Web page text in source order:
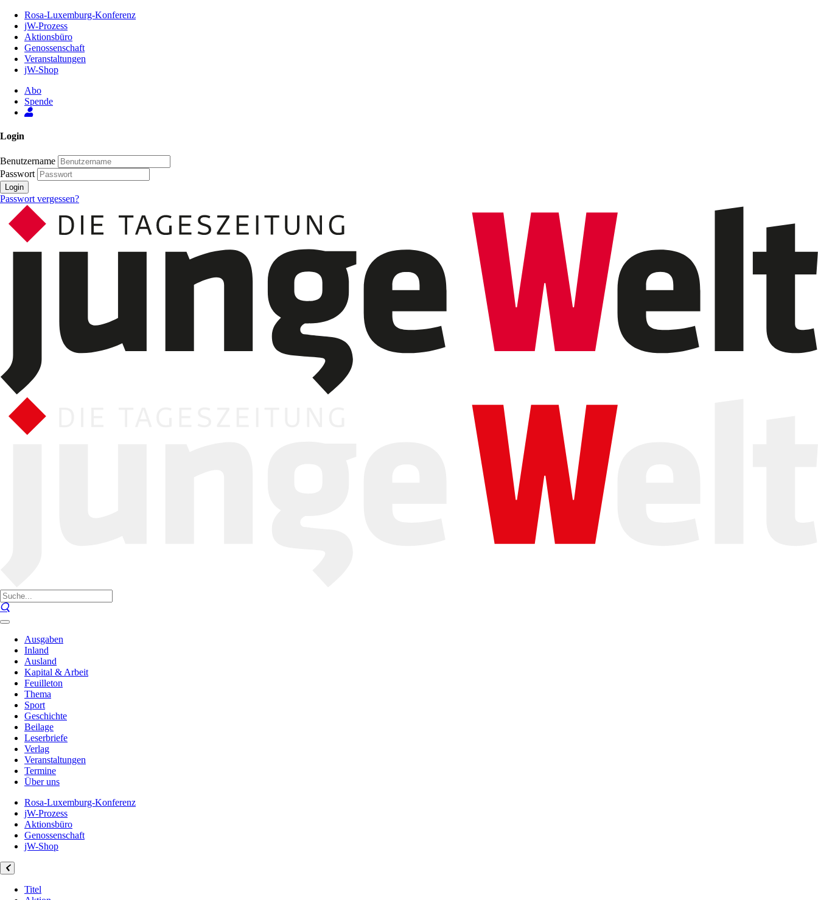
Inhalt
Seite
Rosa-Luxemburg-Konferenz
jW-Prozess
Aktionsbüro
Genossenschaft
Veranstaltungen
jW-Shop
Abo
Spende
Login
Benutzername
Passwort
Login
Passwort vergessen?
Ausgaben
Inland
Ausland
Kapital & Arbeit
Feuilleton
Thema
Sport
Geschichte
Beilage
Leserbriefe
Verlag
Veranstaltungen
Termine
Über uns
Rosa-Luxemburg-Konferenz
jW-Prozess
Aktionsbüro
Genossenschaft
jW-Shop
Titel